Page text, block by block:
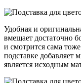
Удобная и
вмещает достаточно
и смотрится сама
подставке добавляет
является исходным